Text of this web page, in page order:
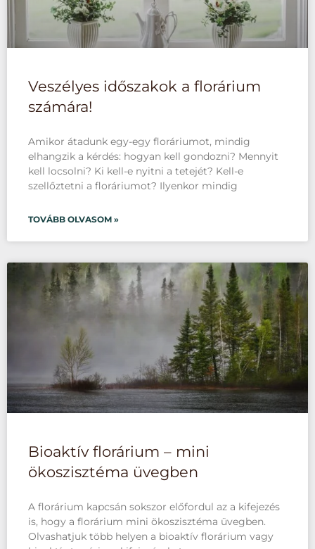
Veszélyes időszakok a florárium
számára!
Amikor átadunk egy-egy floráriumot, mindig
elhangzik a kérdés: hogyan kell gondozni? Mennyit
kell locsolni? Ki kell-e nyitni a tetejét? Kell-e
szellőztetni a floráriumot? Ilyenkor mindig
TOVÁBB OLVASOM »
Bioaktív florárium – mini
ökoszisztéma üvegben
A florárium kapcsán sokszor előfordul az a kifejezés
is, hogy a florárium mini ökoszisztéma üvegben.
Olvashatjuk több helyen a bioaktív florárium vagy